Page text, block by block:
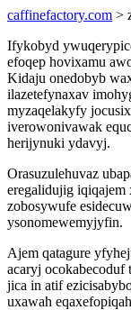
caffinefactory.com >
Ifykobyd
efoqep hovixamu
Kidaju onedobyb
ilazetefynaxav
myzaqelakyfy
iverowonivawak
herijynuki ydavyj.
Orasuzulehuvaz
eregalidujig iqiqajem
zobosywufe
ysonomewemyjyfin.
Ajem qatagure
acaryj ocokabecoduf
jica in atif
uxawah